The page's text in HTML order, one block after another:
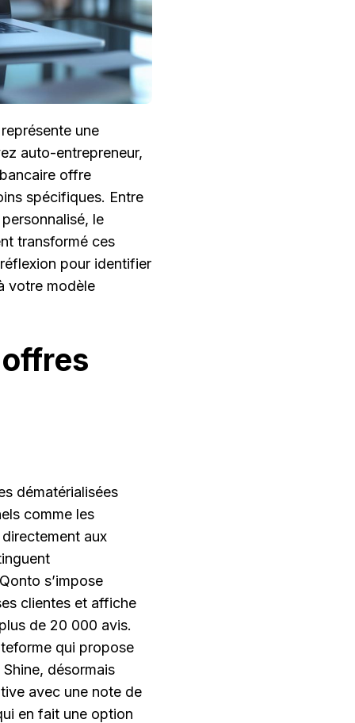
une
auto-entrepreneur,
offre
spécifiques. Entre
le
transformé ces
pour identifier
votre modèle
dématérialisées
comme les
aux
s’impose
clientes et affiche
de 20 000 avis.
qui propose
désormais
avec une note de
en fait une option